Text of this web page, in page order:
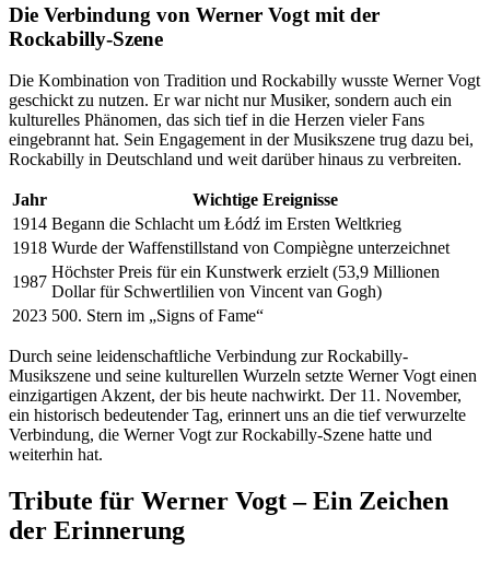
Die Verbindung von Werner Vogt mit der
Rockabilly-Szene
Die Kombination von Tradition und Rockabilly wusste Werner Vogt
geschickt zu nutzen. Er war nicht nur Musiker, sondern auch ein
kulturelles Phänomen, das sich tief in die Herzen vieler Fans
eingebrannt hat. Sein Engagement in der Musikszene trug dazu bei,
Rockabilly in Deutschland und weit darüber hinaus zu verbreiten.
Jahr
Wichtige Ereignisse
1914 Begann die Schlacht um Łódź im Ersten Weltkrieg
1918 Wurde der Waffenstillstand von Compiègne unterzeichnet
1987
Höchster Preis für ein Kunstwerk erzielt (53,9 Millionen
Dollar für Schwertlilien von Vincent van Gogh)
2023 500. Stern im „Signs of Fame“
Durch seine leidenschaftliche Verbindung zur Rockabilly-
Musikszene und seine kulturellen Wurzeln setzte Werner Vogt einen
einzigartigen Akzent, der bis heute nachwirkt. Der 11. November,
ein historisch bedeutender Tag, erinnert uns an die tief verwurzelte
Verbindung, die Werner Vogt zur Rockabilly-Szene hatte und
weiterhin hat.
Tribute für Werner Vogt – Ein Zeichen
der Erinnerung